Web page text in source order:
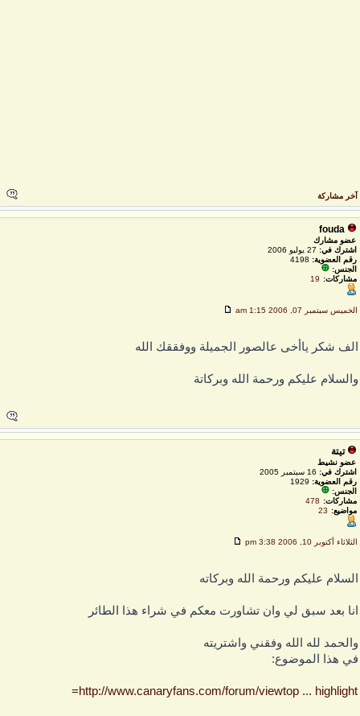
آخر مشاركة
fouda
عضو مشارك
اشترك في:27 يوليو 2006
رقم العضوية:4198
الجنس:
مشاركات:
19
الخميس سبتمبر 07, 2006 1:15 am
شكر ياأخى عالصور الجميلة ووفققك الله
عليكم ورحمة الله وبركاتة
تيتة
عضو نشيط
اشترك في:16 سبتمبر 2005
رقم العضوية:1929
الجنس:
مشاركات:
478
مواضيع:
23
الثلاثاء أكتوبر 10, 2006 3:38 pm
عليكم ورحمة الله وبركاته
بعد سبق لي وان تشاورت معكم في شراء هذا الطائر
لله الله وفقني واشتريته
هذا الموضوع:
http://www.canaryfans.com/forum/viewtop ... highlight=